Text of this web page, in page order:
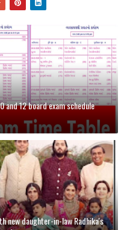
and 12 board exam schedule
new daughter-in-law Radhika's